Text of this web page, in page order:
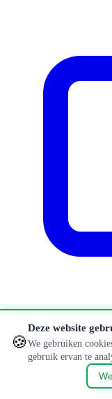
Klopt er iets niet of is
Aanpassing doorgeven
© 2026
🍪
Deze website
We gebruiken
gebruik ervan te